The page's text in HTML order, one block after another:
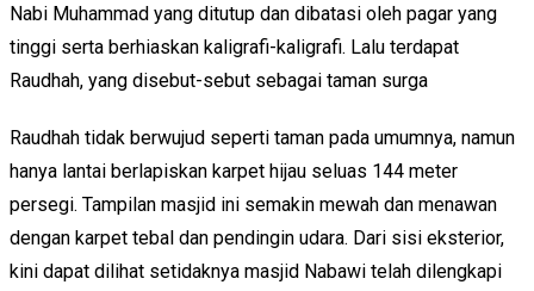
Nabi Muhammad yang ditutup dan dibatasi oleh pagar yang
tinggi serta berhiaskan kaligrafi-kaligrafi. Lalu terdapat
Raudhah, yang disebut-sebut sebagai taman surga
Raudhah tidak berwujud seperti taman pada umumnya, namun
hanya lantai berlapiskan karpet hijau seluas 144 meter
persegi. Tampilan masjid ini semakin mewah dan menawan
dengan karpet tebal dan pendingin udara. Dari sisi eksterior,
kini dapat dilihat setidaknya masjid Nabawi telah dilengkapi